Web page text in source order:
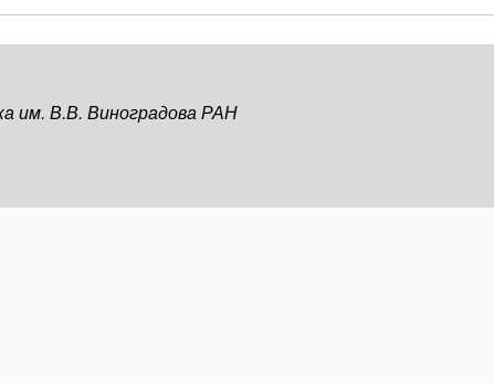
им. В.В. Виноградова РАН